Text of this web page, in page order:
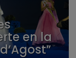
en la